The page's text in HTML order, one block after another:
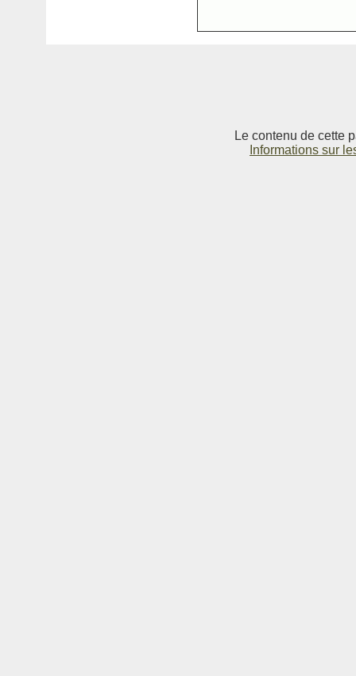
Le contenu de cette
Informations sur